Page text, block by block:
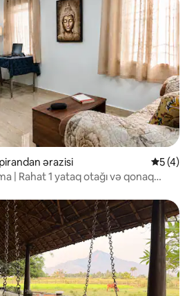
ərazisi
5 (4)
| Rahat 1 yataq otağı və qonaq